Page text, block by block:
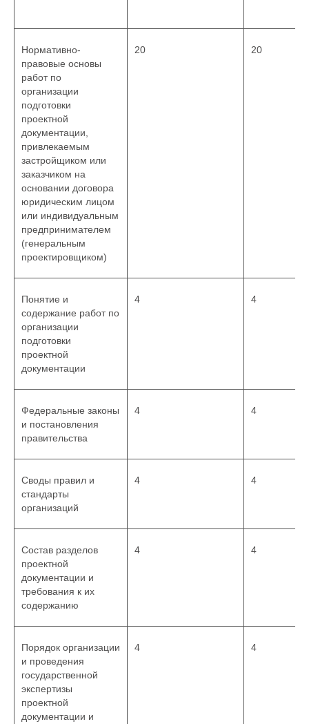
Нормативно-
правовые основы
работ по
организации
подготовки
проектной
документации,
привлекаемым
застройщиком или
заказчиком на
основании договора
юридическим лицом
или индивидуальным
предпринимателем
(генеральным
проектировщиком)
20 20
Понятие и
содержание работ по
организации
подготовки
проектной
документации
4 4
Федеральные законы
и постановления
правительства
4 4
Своды правил и
стандарты
организаций
4 4
Состав разделов
проектной
документации и
требования к их
содержанию
4 4
Порядок организации
и проведения
государственной
экспертизы
проектной
документации и
4 4